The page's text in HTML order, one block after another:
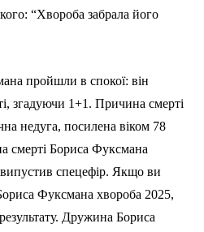
“Хвороба забрала його
пройшли в спокої: він
згадуючи 1+1. Причина смерті
недуга, посилена віком 78
смерті Бориса Фуксмана
спецефір. Якщо ви
Фуксмана хвороба 2025,
Дружина Бориса